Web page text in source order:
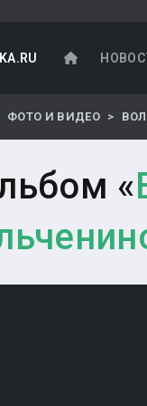
ФОТО И ВИДЕО
«